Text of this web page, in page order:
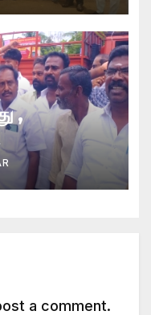
,
a comment.